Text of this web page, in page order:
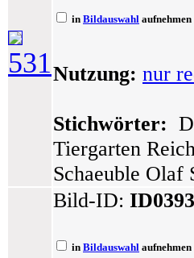
531
in Bildauswahl aufnehmen
Nutzung: nur
Stichwörter:
Tiergarten
Schaeuble Olaf
Bild-ID:
in Bildauswahl aufnehmen